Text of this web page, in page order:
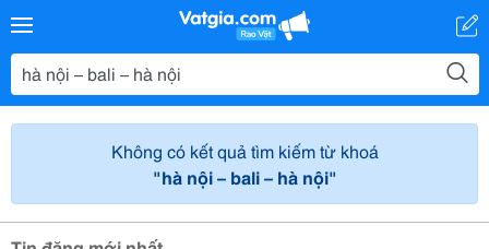
Không có kết quả tìm kiếm từ khoá
"hà nội – bali – hà nội"